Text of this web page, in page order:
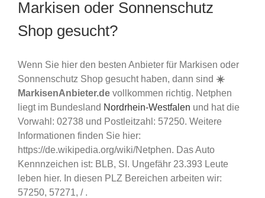
Markisen oder Sonnenschutz
Shop gesucht?
Wenn Sie hier den besten Anbieter für Markisen oder
Sonnenschutz Shop gesucht haben, dann sind ☀️
MarkisenAnbieter.de vollkommen richtig. Netphen
liegt im Bundesland Nordrhein-Westfalen und hat die
Vorwahl: 02738 und Postleitzahl: 57250. Weitere
Informationen finden Sie hier:
https://de.wikipedia.org/wiki/Netphen. Das Auto
Kennnzeichen ist: BLB, SI. Ungefähr 23.393 Leute
leben hier. In diesen PLZ Bereichen arbeiten wir:
57250, 57271, / .